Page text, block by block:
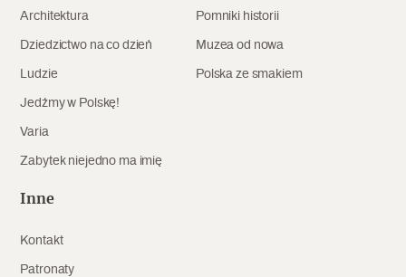
Archeologia
Popularne
Świat
Popularne
Architektura
Dziedzictwo na co dzień
Ludzie
Jedźmy w Polskę!
Varia
Zabytek niejedno ma imię
Pomniki historii
Muzea od nowa
Polska ze smakiem
Inne
Kontakt
Patronaty